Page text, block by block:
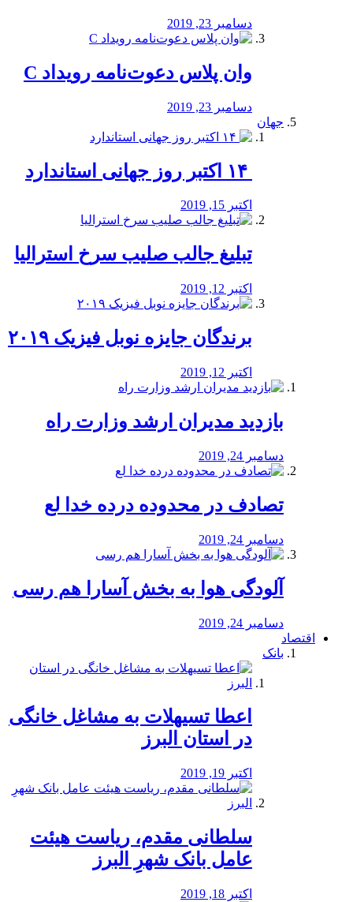
دسامبر 23, 2019
وان پلاس دعوت‌نامه رویداد C
دسامبر 23, 2019
جهان
اکتبر 15, 2019
تبلیغ جالب صلیب سرخ استرالیا
اکتبر 12, 2019
برندگان جایزه نوبل فیزیک ۲۰۱۹
اکتبر 12, 2019
بازدید مدیران ارشد وزارت راه
دسامبر 24, 2019
تصادف در محدوده درده خدا لع
دسامبر 24, 2019
آلودگی هوا به بخش آسارا هم رسی
دسامبر 24, 2019
اقتصاد
بانک
️اعطا تسیهلات به مشاغل خانگی
در استان البرز
اکتبر 19, 2019
سلطانی مقدم، ریاست هیئت
عامل بانک شهرِ البرز
اکتبر 18, 2019